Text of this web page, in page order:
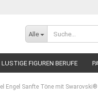
Alle
LUSTIGE FIGUREN BERUFE
Engel Sanfte Töne mit